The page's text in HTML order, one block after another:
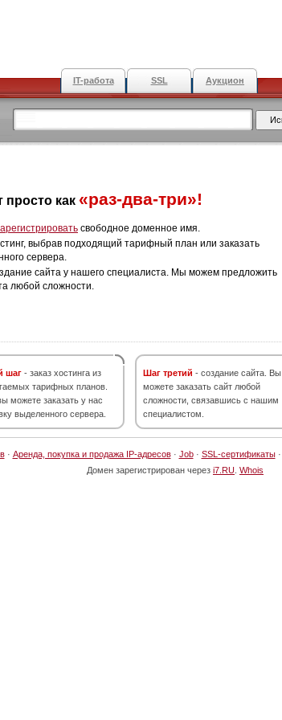
IT-работа SSL Аукцион
просто как «раз-два-три»!
свободное доменное имя.
выбрав подходящий тарифный план или заказать
сервера.
сайта у нашего специалиста. Мы можем предложить
любой сложности.
шаг - заказ хостинга из
тарифных планов.
можете заказать у нас
выделенного сервера.
Шаг третий - создание сайта. Вы
можете заказать сайт любой
сложности, связавшись с нашим
специалистом.
· Аренда, покупка и продажа IP-адресов· Job· SSL-сертификаты·
Домен зарегистрирован через i7.RU Whois